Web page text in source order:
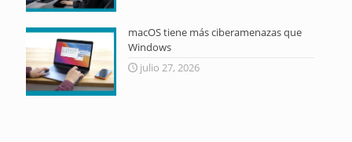
macOS tiene más ciberamenazas que
Windows
julio 27, 2026